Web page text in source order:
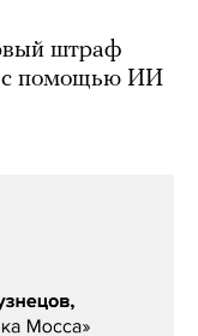
штраф
с помощью ИИ